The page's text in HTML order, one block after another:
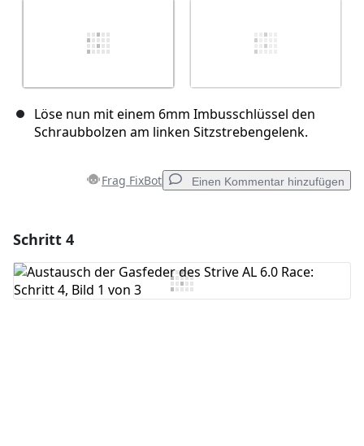
Löse nun mit einem 6mm Imbusschlüssel den
Schraubbolzen am linken Sitzstrebengelenk.
Frag FixBot Einen Kommentar hinzufügen
Kommentar hinzufügen
Schritt 4